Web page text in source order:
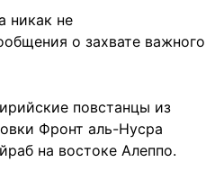
никак не
о захвате важного
повстанцы из
Фронт аль-Нусра
на востоке Алеппо.